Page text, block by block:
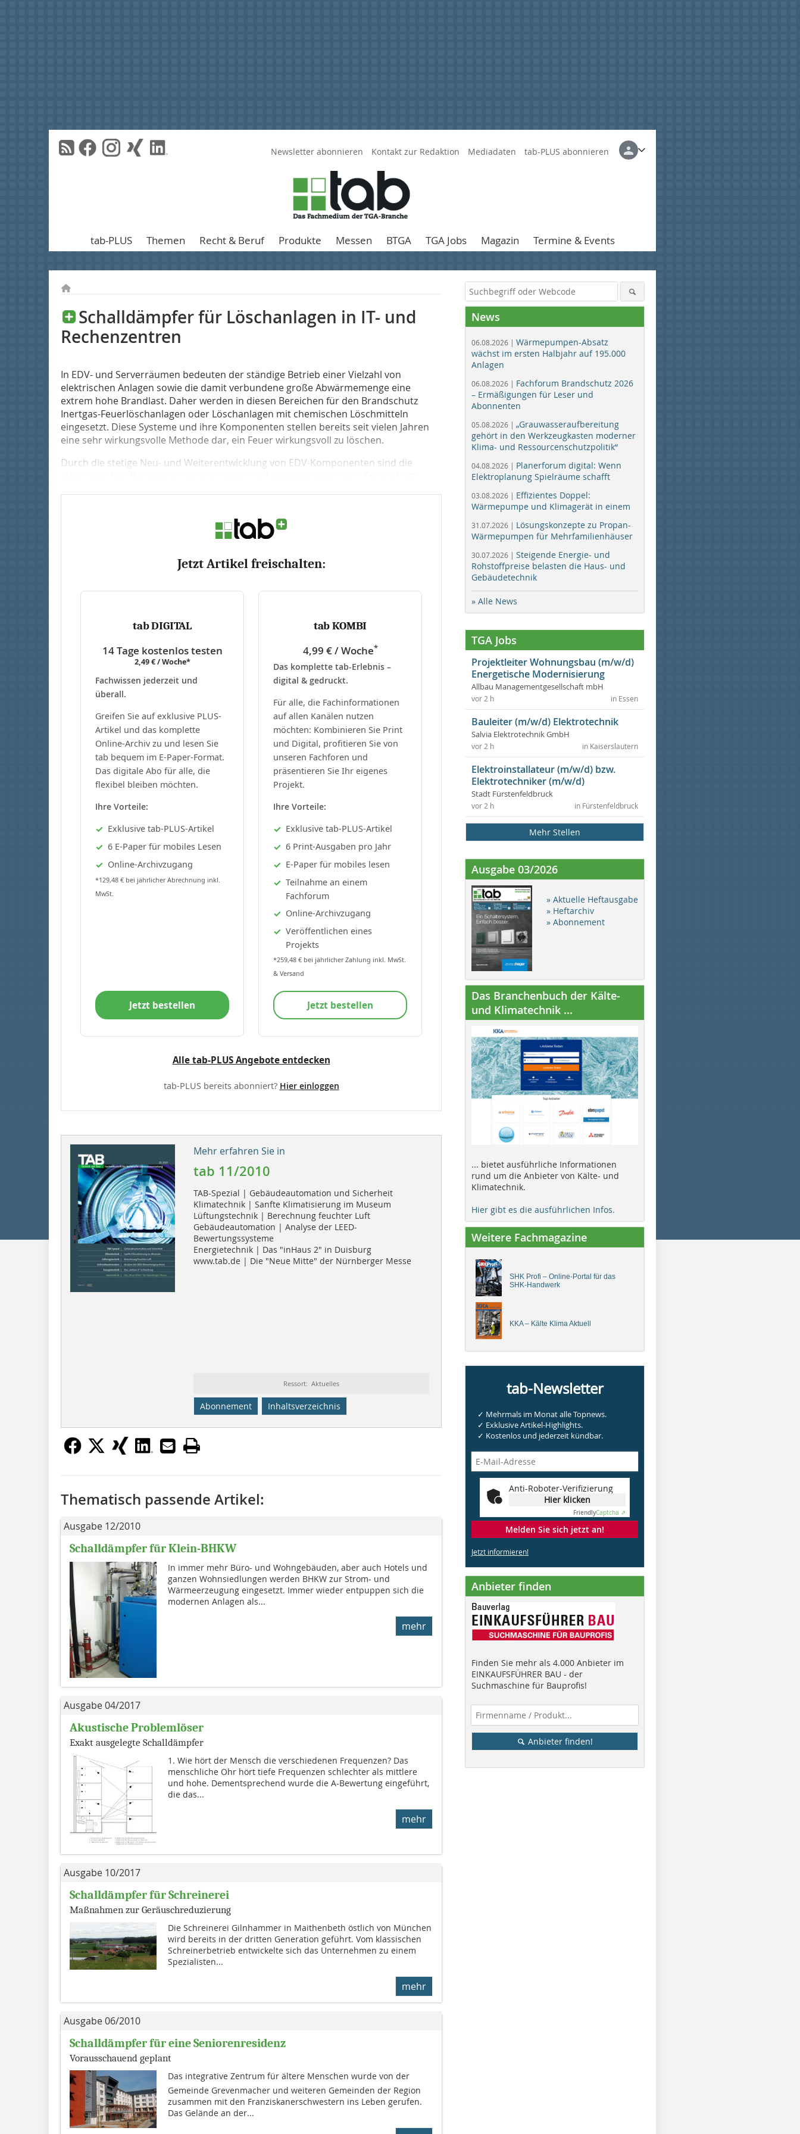
Newsletter abonnieren Kontakt zur Redaktion Mediadaten tab-PLUS abonnieren
tab-PLUS Themen Recht & Beruf Produkte Messen BTGA TGA Jobs Magazin Termine & Events
Schalldämpfer für Löschanlagen in IT- und
Rechenzentren
In EDV- und Serverräumen bedeuten der ständige Betrieb einer Vielzahl von
elektrischen Anlagen sowie die damit verbundene große Abwärmemenge eine
extrem hohe Brandlast. Daher werden in diesen Bereichen für den Brandschutz
Inertgas-Feuerlöschanlagen oder Löschanlagen mit chemischen Löschmitteln
eingesetzt. Diese Systeme und ihre Komponenten stellen bereits seit vielen Jahren
eine sehr wirkungsvolle Methode dar, ein Feuer wirkungsvoll zu löschen.
Durch die stetige Neu- und Weiterentwicklung von EDV-Komponenten sind die
Jetzt Artikel freischalten:
tab DIGITAL
14 Tage kostenlos testen
2,49 € / Woche*
Fachwissen jederzeit und
überall.
Greifen Sie auf exklusive PLUS-
Artikel und das komplette
Online-Archiv zu und lesen Sie
tab bequem im E-Paper-Format.
Das digitale Abo für alle, die
flexibel bleiben möchten.
Ihre Vorteile:
Exklusive tab-PLUS-Artikel
6 E-Paper für mobiles Lesen
Online-Archivzugang
*129,48 € bei jährlicher Abrechnung inkl.
MwSt.
Jetzt bestellen
tab KOMBI
4,99 € / Woche*
Das komplette tab-Erlebnis –
digital & gedruckt.
Für alle, die Fachinformationen
auf allen Kanälen nutzen
möchten: Kombinieren Sie Print
und Digital, profitieren Sie von
unseren Fachforen und
präsentieren Sie Ihr eigenes
Projekt.
Ihre Vorteile:
Exklusive tab-PLUS-Artikel
6 Print-Ausgaben pro Jahr
E-Paper für mobiles lesen
Teilnahme an einem
Fachforum
Online-Archivzugang
Veröffentlichen eines
Projekts
*259,48 € bei jährlicher Zahlung inkl. MwSt.
& Versand
Jetzt bestellen
Alle tab-PLUS Angebote entdecken
tab-PLUS bereits abonniert? Hier einloggen
Mehr erfahren Sie in
tab 11/2010
TAB-Spezial | Gebäudeautomation und Sicherheit
Klimatechnik | Sanfte Klimatisierung im Museum
Lüftungstechnik | Berechnung feuchter Luft
Gebäudeautomation | Analyse der LEED-
Bewertungssysteme
Energietechnik | Das "inHaus 2" in Duisburg
www.tab.de | Die "Neue Mitte" der Nürnberger Messe
Ressort: Aktuelles
Abonnement Inhaltsverzeichnis
Thematisch passende Artikel:
Ausgabe 12/2010
Schalldämpfer für Klein-BHKW
In immer mehr Büro- und Wohngebäuden, aber auch Hotels und
ganzen Wohnsiedlungen werden BHKW zur Strom- und
Wärmeerzeugung eingesetzt. Immer wieder entpuppen sich die
modernen Anlagen als...
mehr
Ausgabe 04/2017
Akustische Problemlöser
Exakt ausgelegte Schalldämpfer
1. Wie hört der Mensch die verschiedenen Frequenzen? Das
menschliche Ohr hört tiefe Frequenzen schlechter als mittlere
und hohe. Dementsprechend wurde die A-Bewertung eingeführt,
die das...
mehr
Ausgabe 10/2017
Schalldämpfer für Schreinerei
Maßnahmen zur Geräuschreduzierung
Die Schreinerei Gilnhammer in Maithenbeth östlich von München
wird bereits in der dritten Generation geführt. Vom klassischen
Schreinerbetrieb entwickelte sich das Unternehmen zu einem
Spezialisten...
mehr
Ausgabe 06/2010
Schalldämpfer für eine Seniorenresidenz
Vorausschauend geplant
Das integrative Zentrum für ältere Menschen wurde von der
Gemeinde Grevenmacher und weiteren Gemeinden der Region
zusammen mit den Franziskanerschwestern ins Leben gerufen.
Das Gelände an der...
News
06.08.2026 | Wärmepumpen-Absatz
wächst im ersten Halbjahr auf 195.000
Anlagen
06.08.2026 | Fachforum Brandschutz 2026
– Ermäßigungen für Leser und
Abonnenten
05.08.2026 | „Grauwasseraufbereitung
gehört in den Werkzeugkasten moderner
Klima- und Ressourcenschutzpolitik“
04.08.2026 | Planerforum digital: Wenn
Elektroplanung Spielräume schafft
03.08.2026 | Effizientes Doppel:
Wärmepumpe und Klimagerät in einem
31.07.2026 | Lösungskonzepte zu Propan-
Wärmepumpen für Mehrfamilienhäuser
30.07.2026 | Steigende Energie- und
Rohstoffpreise belasten die Haus- und
Gebäudetechnik
» Alle News
TGA Jobs
Projektleiter Wohnungsbau (m/w/d)
Energetische Modernisierung
Allbau Managementgesellschaft mbH
in Essen
vor 2 h
Bauleiter (m/w/d) Elektrotechnik
Salvia Elektrotechnik GmbH
in Kaiserslautern
vor 2 h
Elektroinstallateur (m/w/d) bzw.
Elektrotechniker (m/w/d)
Stadt Fürstenfeldbruck
in Fürstenfeldbruck
vor 2 h
Mehr Stellen
Ausgabe 03/2026
» Aktuelle Heftausgabe
» Heftarchiv
» Abonnement
Das Branchenbuch der Kälte-
und Klimatechnik ...
... bietet ausführliche Informationen
rund um die Anbieter von Kälte- und
Klimatechnik.
Hier gibt es die ausführlichen Infos.
Weitere Fachmagazine
SHK Profi – Online-Portal für das
SHK-Handwerk
KKA – Kälte Klima Aktuell
tab-Newsletter
✓ Mehrmals im Monat alle Topnews.
✓ Exklusive Artikel-Highlights.
✓ Kostenlos und jederzeit kündbar.
Anti-Roboter-Verifizierung
Hier klicken
FriendlyCaptcha ⇗
Melden Sie sich jetzt an!
Jetzt informieren!
Anbieter finden
Finden Sie mehr als 4.000 Anbieter im
EINKAUFSFÜHRER BAU - der
Suchmaschine für Bauprofis!
Anbieter finden!